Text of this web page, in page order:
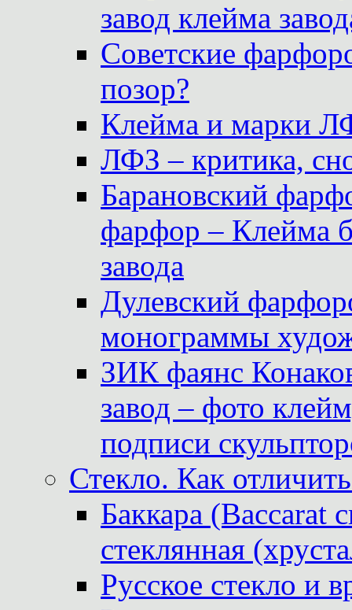
завод клейма
Советские
позор?
Клейма и марки
ЛФЗ – критика,
Барановский
фарфор – Клейма
завода
Дулевский
монограммы
ЗИК фаянс
завод – фото
подписи
Стекло. Как
Баккара (Baccarat
стеклянная
Русское стекло и